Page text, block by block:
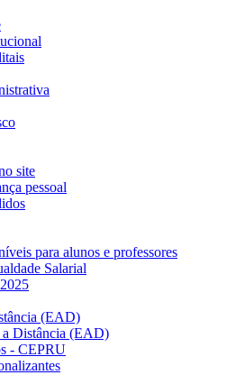
site
pessoal
para alunos e professores
Salarial
(EAD)
a Distância (EAD)
- CEPRU